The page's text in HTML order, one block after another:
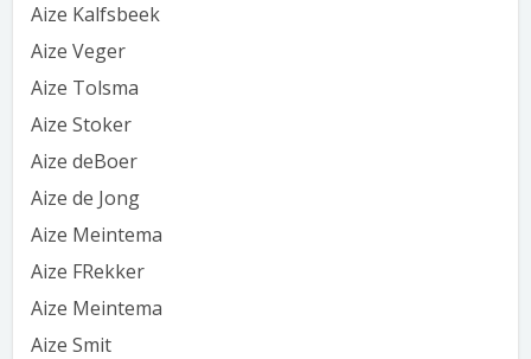
Aize Kalfsbeek
Aize Veger
Aize Tolsma
Aize Stoker
Aize deBoer
Aize de Jong
Aize Meintema
Aize FRekker
Aize Meintema
Aize Smit